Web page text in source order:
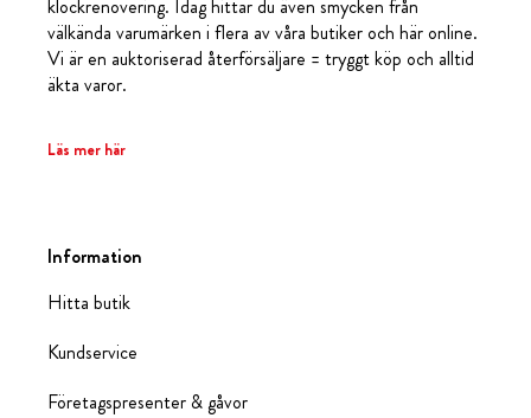
klockrenovering. Idag hittar du även smycken från
välkända varumärken i flera av våra butiker och här online.
Vi är en auktoriserad återförsäljare = tryggt köp och alltid
äkta varor.
Läs mer här
Information
Hitta butik
Kundservice
Företagspresenter & gåvor